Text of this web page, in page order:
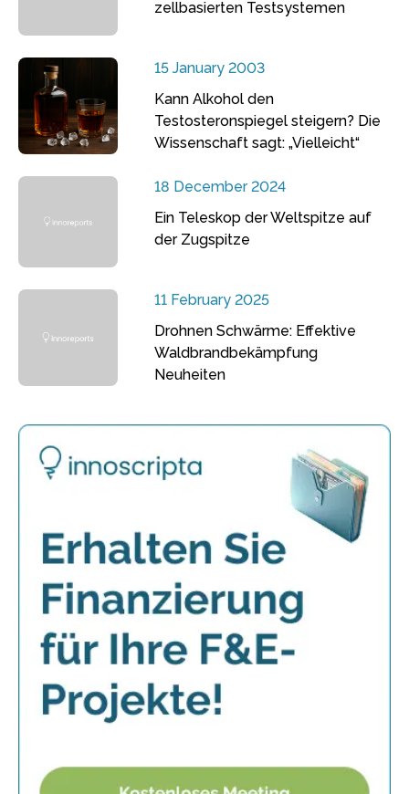
zellbasierten Testsystemen
15 January 2003
Kann Alkohol den
Testosteronspiegel steigern? Die
Wissenschaft sagt: „Vielleicht“
18 December 2024
Ein Teleskop der Weltspitze auf
der Zugspitze
11 February 2025
Drohnen Schwärme: Effektive
Waldbrandbekämpfung
Neuheiten